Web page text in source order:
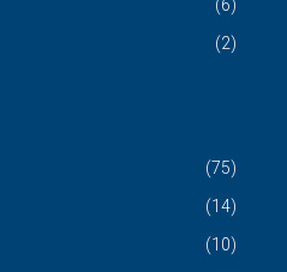
(6)
(2)
(75)
(14)
(10)